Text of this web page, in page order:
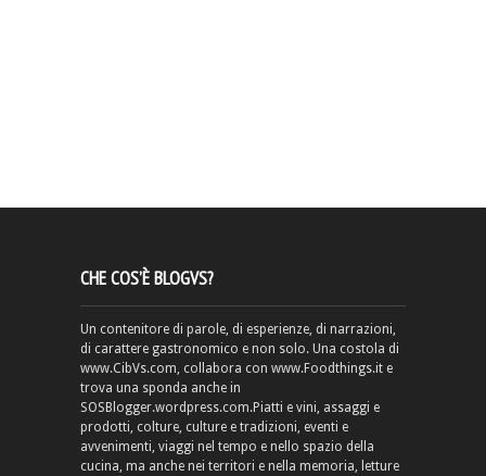
CHE COS’È BLOGVS?
Un contenitore di parole, di esperienze, di narrazioni,
di carattere gastronomico e non solo. Una costola di
www.CibVs.com, collabora con www.Foodthings.it e
trova una sponda anche in
SOSBlogger.wordpress.com.Piatti e vini, assaggi e
prodotti, colture, culture e tradizioni, eventi e
avvenimenti, viaggi nel tempo e nello spazio della
cucina, ma anche nei territori e nella memoria, letture